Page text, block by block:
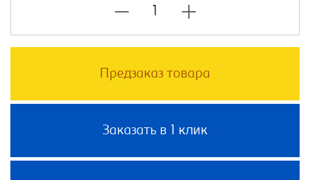
Предзаказ товара
Заказать в 1 клик